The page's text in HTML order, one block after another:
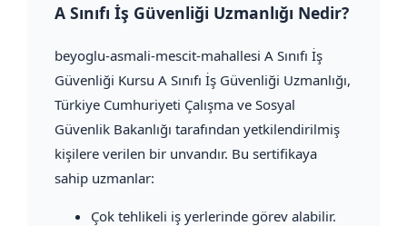
A Sınıfı İş Güvenliği Uzmanlığı Nedir?
beyoglu-asmali-mescit-mahallesi A Sınıfı İş
Güvenliği Kursu A Sınıfı İş Güvenliği Uzmanlığı,
Türkiye Cumhuriyeti Çalışma ve Sosyal
Güvenlik Bakanlığı tarafından yetkilendirilmiş
kişilere verilen bir unvandır. Bu sertifikaya
sahip uzmanlar:
Çok tehlikeli iş yerlerinde görev alabilir.